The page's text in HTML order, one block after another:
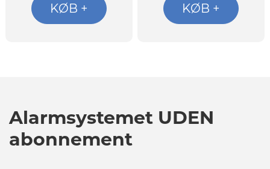
KØB + KØB +
Alarmsystemet UDEN
abonnement